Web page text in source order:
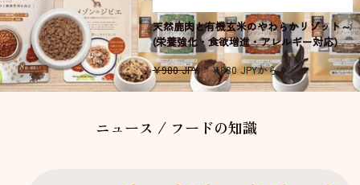
天然鹿肉と有機玄米のやわらかリゾット～
(栄養強化・食欲増進・アレルギー対応)
通
常
格
¥980 JPY
セ
ー
価
¥880 JPYから
ニュース / フードの知識